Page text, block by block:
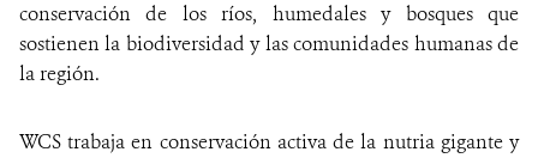
conservación de los ríos, humedales y bosques que
sostienen la biodiversidad y las comunidades humanas de
la región.
WCS trabaja en conservación activa de la nutria gigante y